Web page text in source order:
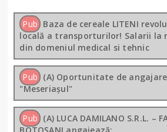
Pub Baza de cereale LITENI
locală a transporturilor! Salarii la
din domeniul medical si tehnic
Pub (A) Oportunitate de
"Meseriașul"
Pub (A) LUCA DAMILANO S.R.L. –